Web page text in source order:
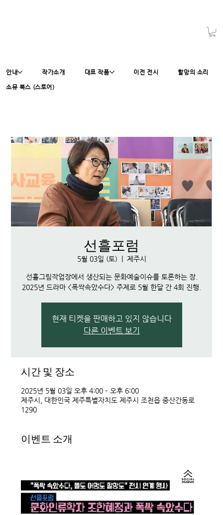
안내 작가소개 대표 작품 이전 전시 할망의 소리
소뮤 북스 (스토어)
선흘포럼
5월 03일 (토) 제주시
선흘그림작업장에서 생산되는 문화예술이슈를 토론하는 장.
2025년 드라마 <폭싹속았수다> 주제로 5월 한달 간 4회 진행.
현재 티켓을 판매하고 있지 않습니다
다른 이벤트 보기
시간 및 장소
2025년 5월 03일 오후 4:00 – 오후 6:00
제주시, 대한민국 제주특별자치도 제주시 조천읍 중산간동로
1290
이벤트 소개